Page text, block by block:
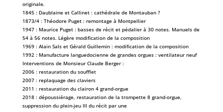
originale.
1845 : Daublaine et Callinet : cathédrale de Montauban ?
1873/4 : Théodore Puget : remontage à Montpellier
1947 : Maurice Puget : basses de récit et pédalier à 30 notes. Manuels de
54 à 56 notes. Légère modification de la composition
1969 : Alain Sals et Gérald Guillemin : modification de la composition
1992 : Manufacture languedocienne de grandes orgues : ventilateur neuf
Interventions de Monsieur Claude Berger :
2006 : restauration du soufflet
2007 : replaquage des claviers
2011 : restauration du clairon 4 grand-orgue
2018 : dépoussiérage, restauration de la trompette 8 grand-orgue,
suppression du plein-jeu III du récit par une